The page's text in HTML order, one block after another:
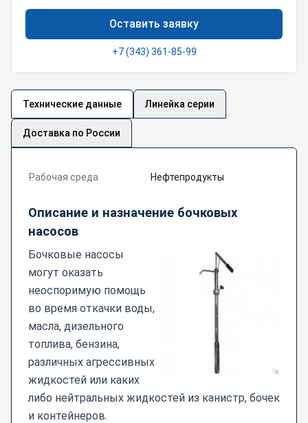
Оставить заявку
+7 (343) 361-85-99
Технические данные Линейка серии
Доставка по России
Рабочая среда Нефтепродукты
Описание и назначение бочковых
насосов
Бочковые насосы
могут оказать
неоспоримую помощь
во время откачки воды,
масла, дизельного
топлива, бензина,
различных агрессивных
жидкостей или каких
либо нейтральных жидкостей из канистр, бочек
и контейнеров.